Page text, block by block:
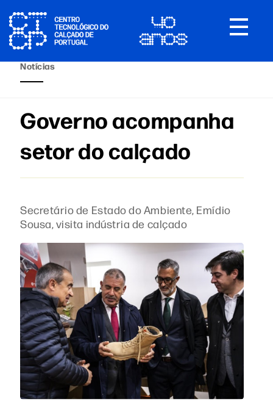
Toggle
Notícias
Governo acompanha
setor do calçado
Secretário de Estado do Ambiente, Emídio
Sousa, visita indústria de calçado